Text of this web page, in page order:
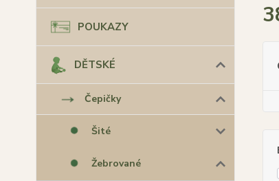
POUKAZY
DĚTSKÉ
Čepičky
Šité
Žebrované